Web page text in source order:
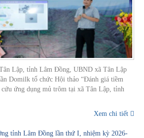
Lập, tỉnh Lâm Đồng, UBND xã Tân Lập
Domilk tổ chức Hội thảo “Đánh giá tiềm
cứu ứng dụng mủ trôm tại xã Tân Lập, tỉnh
Xem chi tiết
tỉnh Lâm Đồng lần thứ I, nhiệm kỳ 2026-